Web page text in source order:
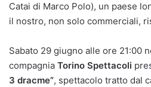
Catai di Marco Polo), un paese
il nostro, non solo commerciali,
Sabato 29 giugno alle ore 21:00
compagnia Torino Spettacoli
3 dracme”, spettacolo tratto dal